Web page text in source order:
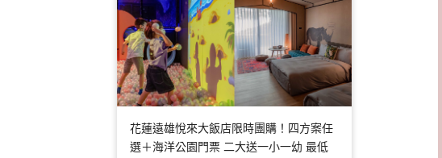
花蓮遠雄悅來大飯店限時團購！四方案任
選＋海洋公園門票 二大送一小一幼 最低